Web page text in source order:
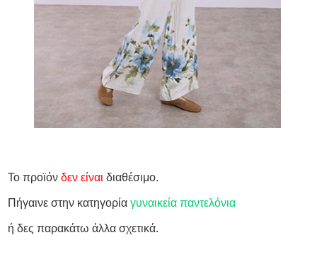
Το προϊόν δεν είναι διαθέσιμο.
Πήγαινε στην κατηγορία γυναικεία παντελόνια
ή δες παρακάτω άλλα σχετικά.